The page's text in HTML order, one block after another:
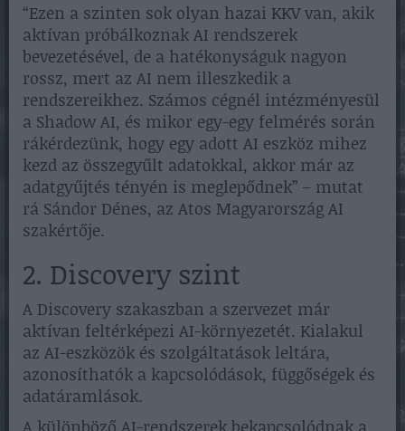
“Ezen a szinten sok olyan hazai KKV van, akik
aktívan próbálkoznak AI rendszerek
bevezetésével, de a hatékonyságuk nagyon
rossz, mert az AI nem illeszkedik a
rendszereikhez. Számos cégnél intézményesül
a Shadow AI, és mikor egy-egy felmérés során
rákérdezünk, hogy egy adott AI eszköz mihez
kezd az összegyűlt adatokkal, akkor már az
adatgyűjtés tényén is meglepődnek” – mutat
rá Sándor Dénes, az Atos Magyarország AI
szakértője.
2. Discovery szint
A Discovery szakaszban a szervezet már
aktívan feltérképezi AI-környezetét. Kialakul
az AI-eszközök és szolgáltatások leltára,
azonosíthatók a kapcsolódások, függőségek és
adatáramlások.